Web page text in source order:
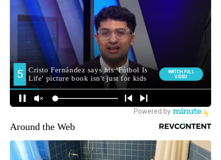
Around the Web